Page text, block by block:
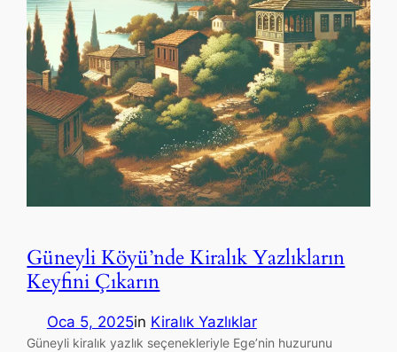
Güneyli Köyü’nde Kiralık Yazlıkların
Keyfini Çıkarın
Oca 5, 2025in Kiralık Yazlıklar
Güneyli kiralık yazlık seçenekleriyle Ege’nin huzurunu